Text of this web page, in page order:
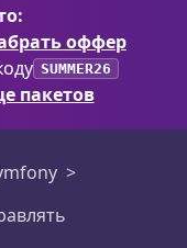
оффер
SUMMER26
пакетов